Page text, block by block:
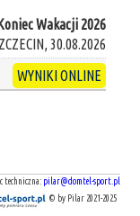
Wakacji 2026
30.08.2026
WYNIKI ONLINE
techniczna: pilar@domtel-sport.pl
© by Pilar 2021-2025